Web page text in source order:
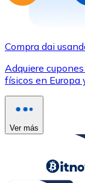
Compra dai
Adquiere
físicos en Europa
Ver más